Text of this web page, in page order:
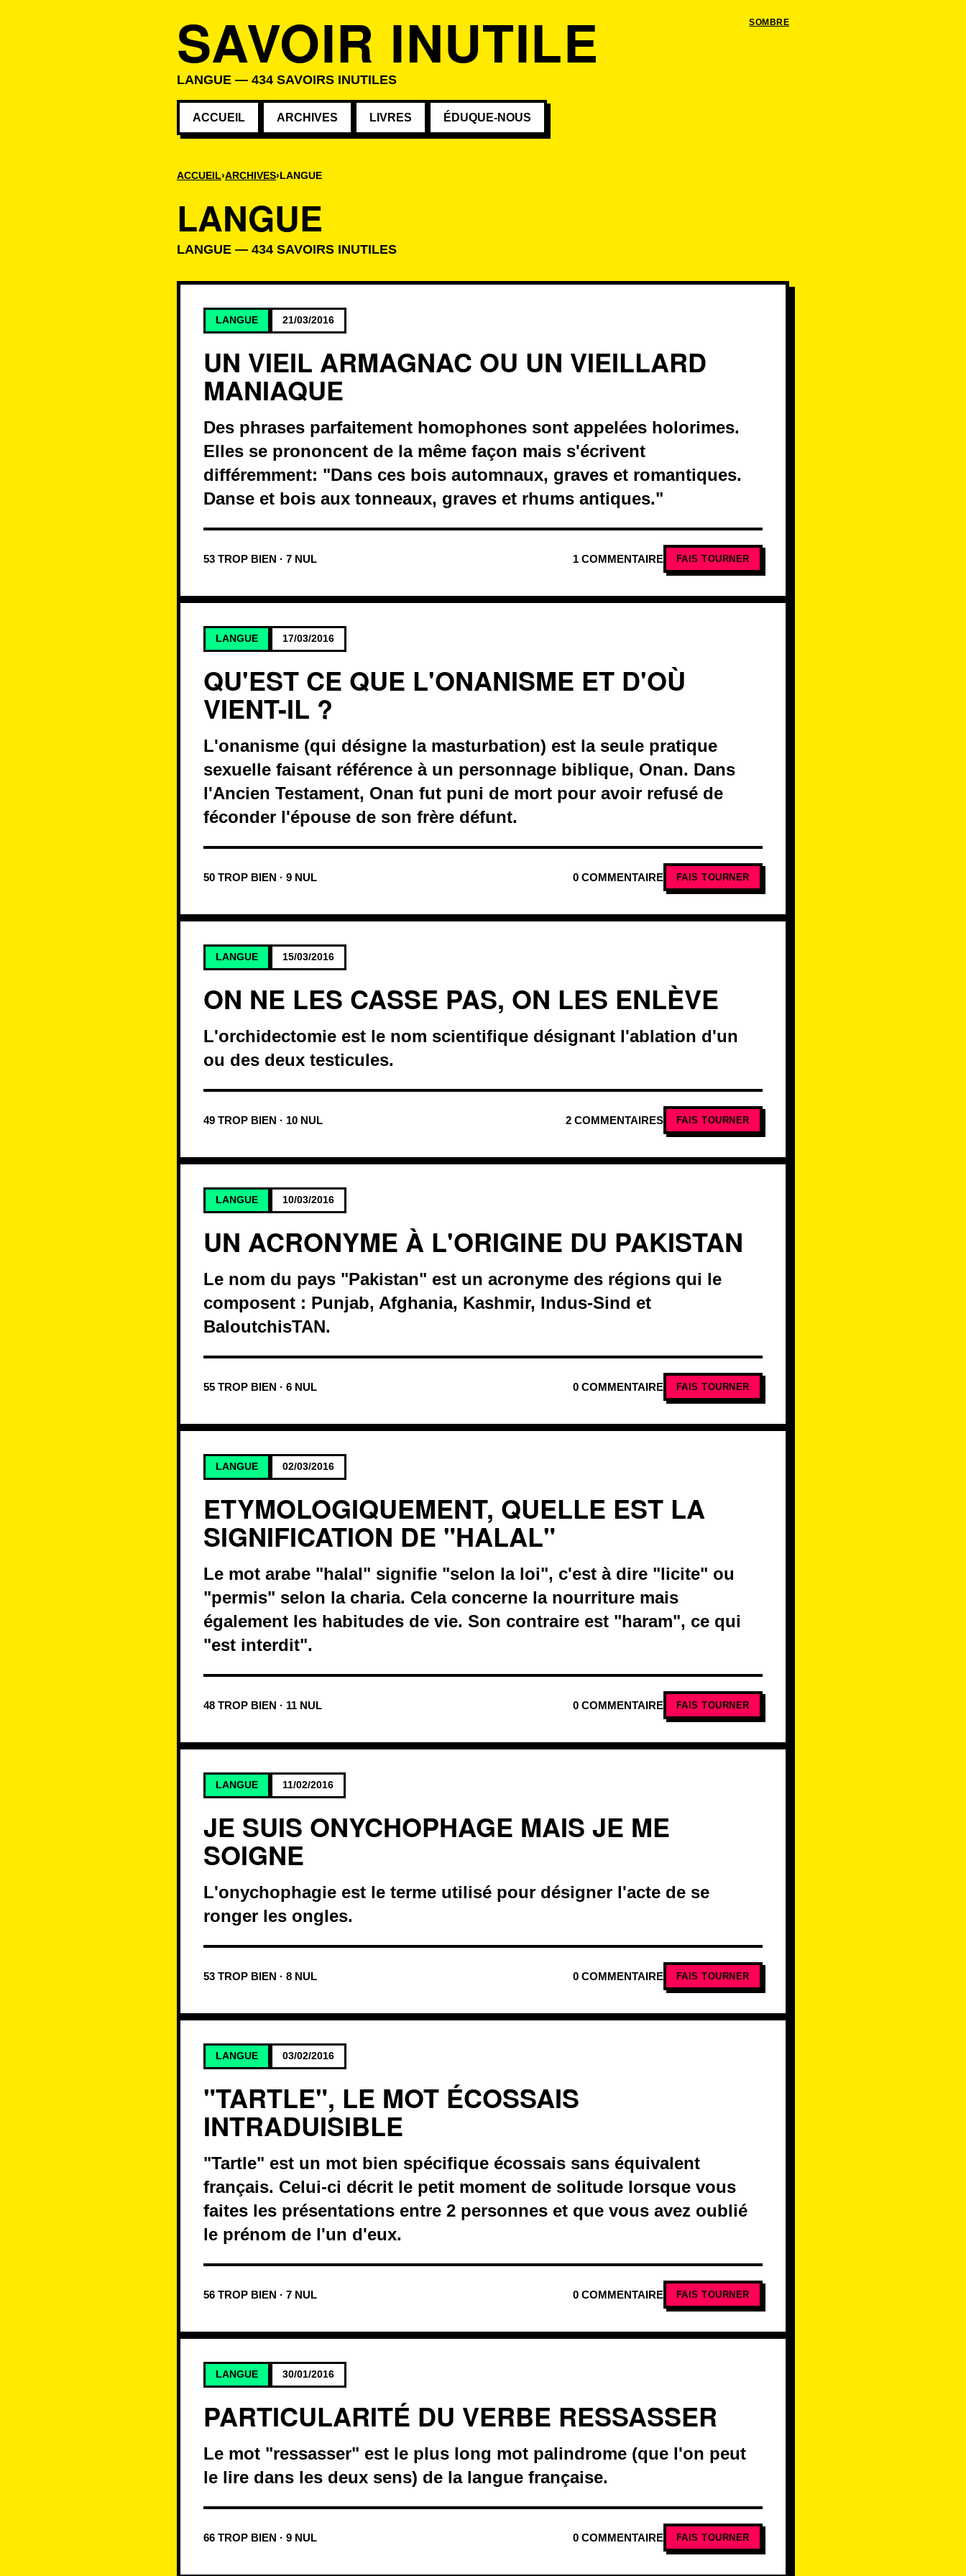
SOMBRE
SAVOIR INUTILE
LANGUE — 434 SAVOIRS INUTILES
ACCUEIL ARCHIVES LIVRES ÉDUQUE-NOUS
ACCUEIL ARCHIVES LANGUE
LANGUE
LANGUE — 434 SAVOIRS INUTILES
Savoirs de la catégorie
LANGUE 21/03/2016
UN VIEIL ARMAGNAC OU UN VIEILLARD
MANIAQUE
Des phrases parfaitement homophones sont appelées holorimes.
Elles se prononcent de la même façon mais s'écrivent
différemment: "Dans ces bois automnaux, graves et romantiques.
Danse et bois aux tonneaux, graves et rhums antiques."
53 TROP BIEN · 7 NUL 1 COMMENTAIRE FAIS TOURNER
LANGUE 17/03/2016
QU'EST CE QUE L'ONANISME ET D'OÙ
VIENT-IL ?
L'onanisme (qui désigne la masturbation) est la seule pratique
sexuelle faisant référence à un personnage biblique, Onan. Dans
l'Ancien Testament, Onan fut puni de mort pour avoir refusé de
féconder l'épouse de son frère défunt.
50 TROP BIEN · 9 NUL 0 COMMENTAIRE FAIS TOURNER
LANGUE 15/03/2016
ON NE LES CASSE PAS, ON LES ENLÈVE
L'orchidectomie est le nom scientifique désignant l'ablation d'un
ou des deux testicules.
49 TROP BIEN · 10 NUL 2 COMMENTAIRES FAIS TOURNER
LANGUE 10/03/2016
UN ACRONYME À L'ORIGINE DU PAKISTAN
Le nom du pays "Pakistan" est un acronyme des régions qui le
composent : Punjab, Afghania, Kashmir, Indus-Sind et
BaloutchisTAN.
55 TROP BIEN · 6 NUL 0 COMMENTAIRE FAIS TOURNER
LANGUE 02/03/2016
ETYMOLOGIQUEMENT, QUELLE EST LA
SIGNIFICATION DE "HALAL"
Le mot arabe "halal" signifie "selon la loi", c'est à dire "licite" ou
"permis" selon la charia. Cela concerne la nourriture mais
également les habitudes de vie. Son contraire est "haram", ce qui
"est interdit".
48 TROP BIEN · 11 NUL 0 COMMENTAIRE FAIS TOURNER
LANGUE 11/02/2016
JE SUIS ONYCHOPHAGE MAIS JE ME
SOIGNE
L'onychophagie est le terme utilisé pour désigner l'acte de se
ronger les ongles.
53 TROP BIEN · 8 NUL 0 COMMENTAIRE FAIS TOURNER
LANGUE 03/02/2016
"TARTLE", LE MOT ÉCOSSAIS
INTRADUISIBLE
"Tartle" est un mot bien spécifique écossais sans équivalent
français. Celui-ci décrit le petit moment de solitude lorsque vous
faites les présentations entre 2 personnes et que vous avez oublié
le prénom de l'un d'eux.
56 TROP BIEN · 7 NUL 0 COMMENTAIRE FAIS TOURNER
LANGUE 30/01/2016
PARTICULARITÉ DU VERBE RESSASSER
Le mot "ressasser" est le plus long mot palindrome (que l'on peut
le lire dans les deux sens) de la langue française.
66 TROP BIEN · 9 NUL 0 COMMENTAIRE FAIS TOURNER